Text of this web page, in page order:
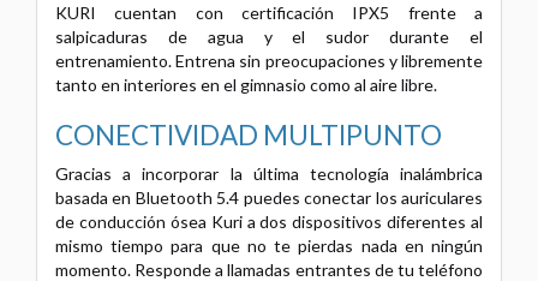
KURI cuentan con certificación IPX5 frente a
salpicaduras de agua y el sudor durante el
entrenamiento. Entrena sin preocupaciones y libremente
tanto en interiores en el gimnasio como al aire libre.
CONECTIVIDAD MULTIPUNTO
Gracias a incorporar la última tecnología inalámbrica
basada en Bluetooth 5.4 puedes conectar los auriculares
de conducción ósea Kuri a dos dispositivos diferentes al
mismo tiempo para que no te pierdas nada en ningún
momento. Responde a llamadas entrantes de tu teléfono